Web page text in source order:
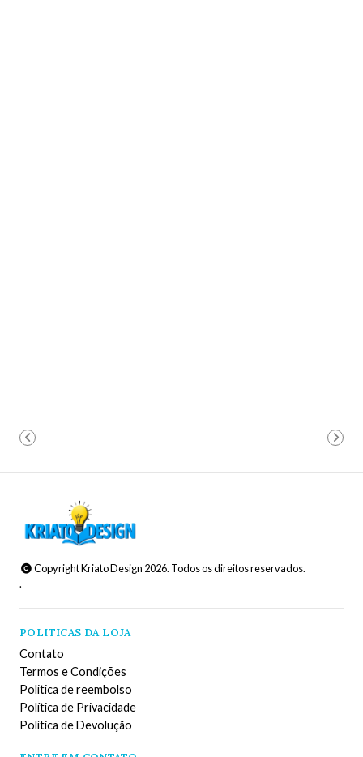
Copyright Kriato Design 2026. Todos os direitos reservados.
.
POLITICAS DA LOJA
Contato
Termos e Condições
Politica de reembolso
Política de Privacidade
Política de Devolução